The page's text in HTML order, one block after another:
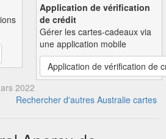
Application de vérification
de crédit
Gérer les cartes-cadeaux via
une application mobile
Application de vérification de
2022
Rechercher d'autres Australie cartes